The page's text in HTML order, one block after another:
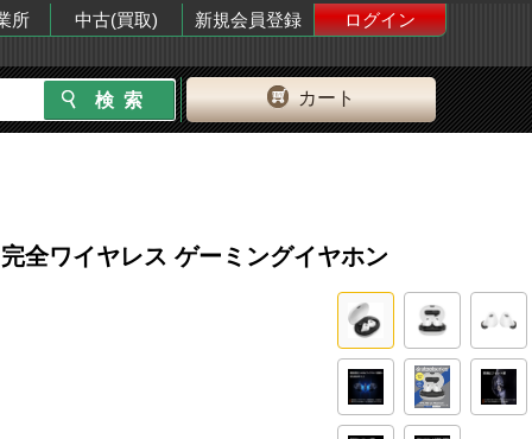
所 中古(買取) 新規会員登録
ログイン
カート
ワイヤレス ゲーミングイヤホン